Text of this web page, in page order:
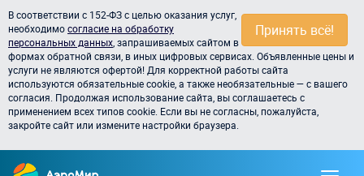
Принять всё!
В соответствии с 152-ФЗ с целью оказания услуг,
необходимосогласие на обработку
персональных данных , запрашиваемых сайтом в
формах обратной связи, в иных цифровых сервисах. Объявленные цены и
услуги не являются офертой! Для корректной работы сайта
используются обязательные cookie, а также необязательные — с вашего
согласия. Продолжая использование сайта, вы соглашаетесь с
применением всех типов cookie. Если вы не согласны, пожалуйста,
закройте сайт или измените настройки браузера.